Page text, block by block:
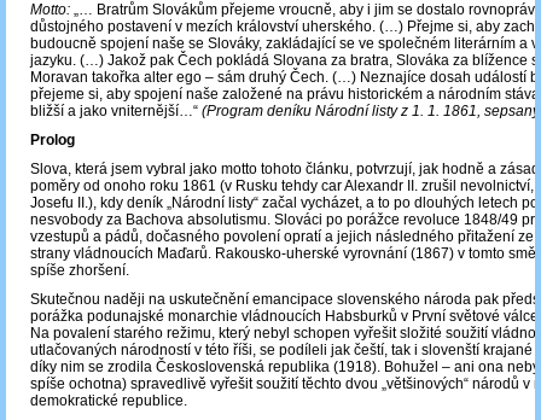
Motto: „… Bratrům Slovákům přejeme vroucně, aby i jim se dostalo
důstojného postavení v mezích království uherského. (…) Přejme si, aby
budoucně spojení naše se Slováky, zakládající se ve společném literárním a
jazyku. (…) Jakož pak Čech pokládá Slovana za bratra, Slováka za blížence
Moravan takořka alter ego – sám druhý Čech. (…) Neznajíce dosah událostí
přejeme si, aby spojení naše založené na právu historickém a národním
bližší a jako vniternější…“ (Program deníku Národní listy z 1. 1. 1861,
Prolog
Slova, která jsem vybral jako motto tohoto článku, potvrzují, jak hodně a
poměry od onoho roku 1861 (v Rusku tehdy car Alexandr II. zrušil nevolnictví,
Josefu II.), kdy deník „Národní listy“ začal vycházet, a to po dlouhých letech
nesvobody za Bachova absolutismu. Slováci po porážce revoluce 1848/49
vzestupů a pádů, dočasného povolení opratí a jejich následného přitažení ze
strany vládnoucích Maďarů. Rakousko-uherské vyrovnání (1867) v tomto
spíše zhoršení.
Skutečnou naději na uskutečnění emancipace slovenského národa pak
porážka podunajské monarchie vládnoucích Habsburků v První světové
Na povalení starého režimu, který nebyl schopen vyřešit složité soužití
utlačovaných národností v této říši, se podíleli jak čeští, tak i slovenští krajané
díky nim se zrodila Československá republika (1918). Bohužel – ani ona
spíše ochotna) spravedlivě vyřešit soužití těchto dvou „většinových“ národů v
demokratické republice.